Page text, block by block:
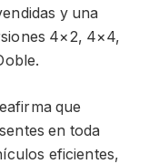
y una
4×2, 4×4,
que
en toda
eficientes,